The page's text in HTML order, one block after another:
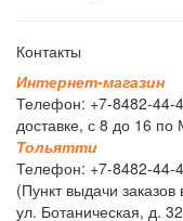
Контакты
Интернет-магазин
Телефон: +7-8482-44-
доставке, с 8 до 16 по
Тольятти
Телефон: +7-8482-44-
(Пункт выдачи заказов
ул. Ботаническая, д.